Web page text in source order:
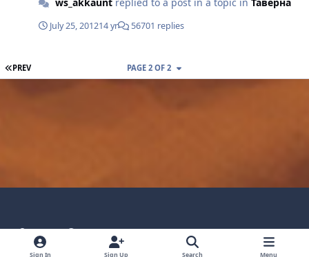
July 25, 201214 yr 56701 replies
FIRST PAGE
PREV PAGE 2 OF 2
Light ModeDark ModeSystem Preference
Sign In Sign Up Search Menu